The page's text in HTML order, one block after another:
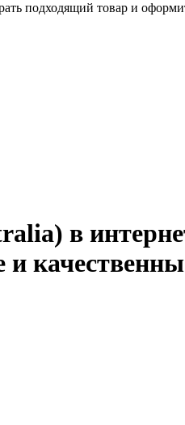
подходящий товар и
в